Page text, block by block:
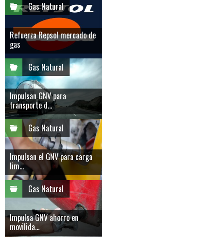
Gas Natural
Refuerza Repsol mercado de
gas
Gas Natural
Impulsan GNV para
transporte d...
Gas Natural
Impulsan el GNV para carga
lim...
Gas Natural
Impulsa GNV ahorro en
movilida...